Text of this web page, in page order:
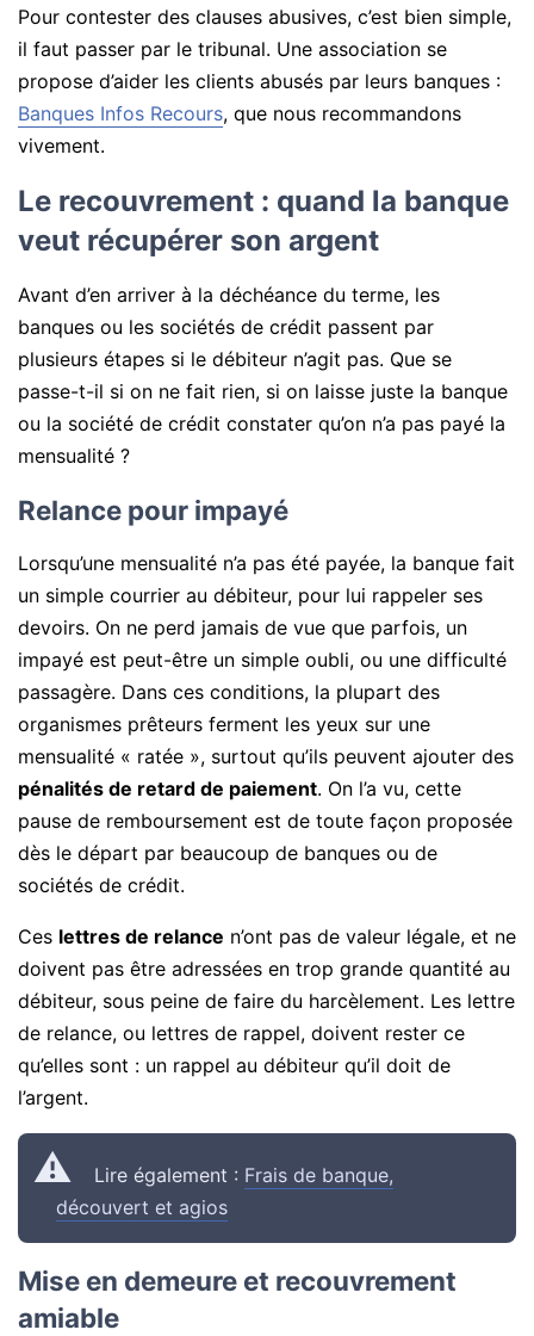
Pour contester des clauses abusives, c’est bien simple,
il faut passer par le tribunal. Une association se
propose d’aider les clients abusés par leurs banques :
Banques Infos Recours, que nous recommandons
vivement.
Le recouvrement : quand la banque
veut récupérer son argent
Avant d’en arriver à la déchéance du terme, les
banques ou les sociétés de crédit passent par
plusieurs étapes si le débiteur n’agit pas. Que se
passe-t-il si on ne fait rien, si on laisse juste la banque
ou la société de crédit constater qu’on n’a pas payé la
mensualité ?
Relance pour impayé
Lorsqu’une mensualité n’a pas été payée, la banque fait
un simple courrier au débiteur, pour lui rappeler ses
devoirs. On ne perd jamais de vue que parfois, un
impayé est peut-être un simple oubli, ou une difficulté
passagère. Dans ces conditions, la plupart des
organismes prêteurs ferment les yeux sur une
mensualité « ratée », surtout qu’ils peuvent ajouter des
pénalités de retard de paiement. On l’a vu, cette
pause de remboursement est de toute façon proposée
dès le départ par beaucoup de banques ou de
sociétés de crédit.
Ces lettres de relance n’ont pas de valeur légale, et ne
doivent pas être adressées en trop grande quantité au
débiteur, sous peine de faire du harcèlement. Les lettre
de relance, ou lettres de rappel, doivent rester ce
qu’elles sont : un rappel au débiteur qu’il doit de
l’argent.
Lire également : Frais de banque,
découvert et agios
Mise en demeure et recouvrement
amiable